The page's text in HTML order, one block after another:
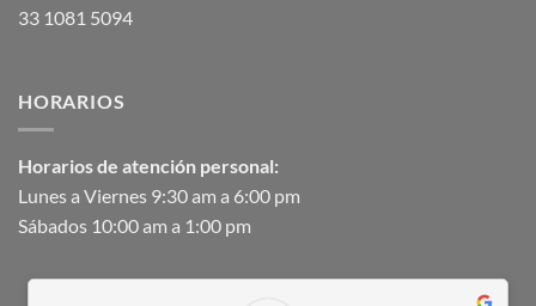
33 1081 5094
HORARIOS
Horarios de atención personal:
Lunes a Viernes 9:30 am a 6:00 pm
Sábados 10:00 am a 1:00 pm